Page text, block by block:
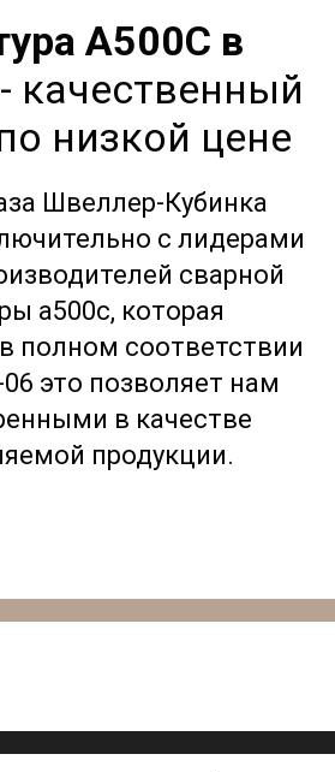
А500С в
- качественный
низкой цене
Швеллер-Кубинка
с лидерами
сварной
а500с, которая
полном соответствии
это позволяет нам
в качестве
продукции.